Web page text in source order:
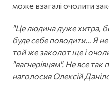
може взагалі очолити
"Це людина дуже хитра,
буде себе поводити… Я
той же заколот ще і
"вагнерівцям". Не все так
наголосив Олексій